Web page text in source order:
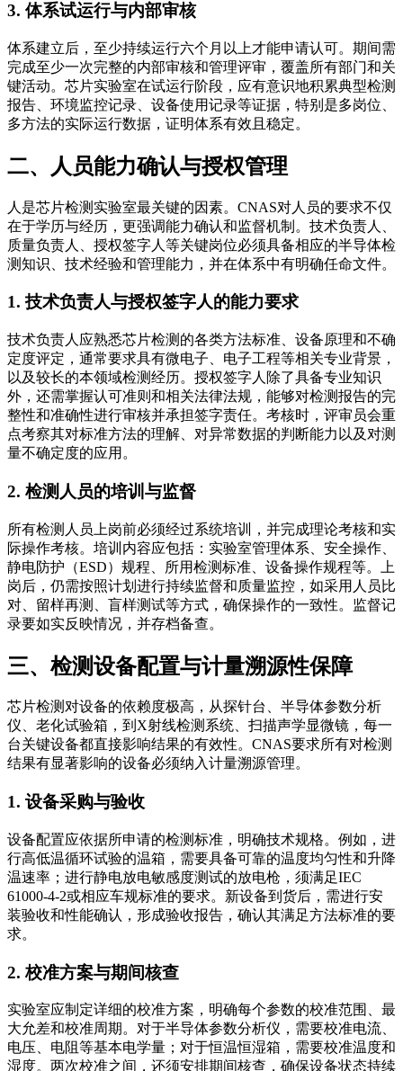
3. 体系试运行与内部审核
体系建立后，至少持续运行六个月以上才能申请认可。期间需
完成至少一次完整的内部审核和管理评审，覆盖所有部门和关
键活动。芯片实验室在试运行阶段，应有意识地积累典型检测
报告、环境监控记录、设备使用记录等证据，特别是多岗位、
多方法的实际运行数据，证明体系有效且稳定。
二、人员能力确认与授权管理
人是芯片检测实验室最关键的因素。CNAS对人员的要求不仅
在于学历与经历，更强调能力确认和监督机制。技术负责人、
质量负责人、授权签字人等关键岗位必须具备相应的半导体检
测知识、技术经验和管理能力，并在体系中有明确任命文件。
1. 技术负责人与授权签字人的能力要求
技术负责人应熟悉芯片检测的各类方法标准、设备原理和不确
定度评定，通常要求具有微电子、电子工程等相关专业背景，
以及较长的本领域检测经历。授权签字人除了具备专业知识
外，还需掌握认可准则和相关法律法规，能够对检测报告的完
整性和准确性进行审核并承担签字责任。考核时，评审员会重
点考察其对标准方法的理解、对异常数据的判断能力以及对测
量不确定度的应用。
2. 检测人员的培训与监督
所有检测人员上岗前必须经过系统培训，并完成理论考核和实
际操作考核。培训内容应包括：实验室管理体系、安全操作、
静电防护（ESD）规程、所用检测标准、设备操作规程等。上
岗后，仍需按照计划进行持续监督和质量监控，如采用人员比
对、留样再测、盲样测试等方式，确保操作的一致性。监督记
录要如实反映情况，并存档备查。
三、检测设备配置与计量溯源性保障
芯片检测对设备的依赖度极高，从探针台、半导体参数分析
仪、老化试验箱，到X射线检测系统、扫描声学显微镜，每一
台关键设备都直接影响结果的有效性。CNAS要求所有对检测
结果有显著影响的设备必须纳入计量溯源管理。
1. 设备采购与验收
设备配置应依据所申请的检测标准，明确技术规格。例如，进
行高低温循环试验的温箱，需要具备可靠的温度均匀性和升降
温速率；进行静电放电敏感度测试的放电枪，须满足IEC
61000-4-2或相应车规标准的要求。新设备到货后，需进行安
装验收和性能确认，形成验收报告，确认其满足方法标准的要
求。
2. 校准方案与期间核查
实验室应制定详细的校准方案，明确每个参数的校准范围、最
大允差和校准周期。对于半导体参数分析仪，需要校准电流、
电压、电阻等基本电学量；对于恒温恒湿箱，需要校准温度和
湿度。两次校准之间，还须安排期间核查，确保设备状态持续